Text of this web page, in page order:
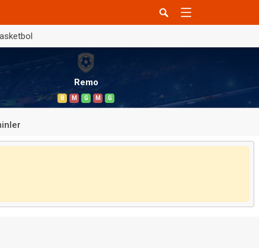
Remo
B M G M G